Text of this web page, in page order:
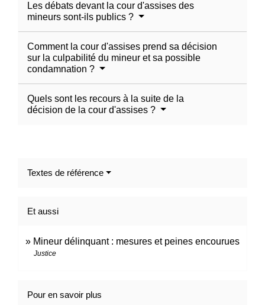
Les débats devant la cour d'assises des
mineurs sont-ils publics ?
Comment la cour d'assises prend sa décision
sur la culpabilité du mineur et sa possible
condamnation ?
Quels sont les recours à la suite de la
décision de la cour d'assises ?
Textes de référence
Et aussi
Mineur délinquant : mesures et peines encourues
Justice
Pour en savoir plus